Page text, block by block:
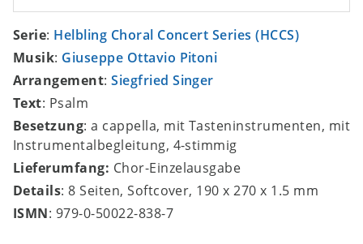
Serie: Helbling Choral Concert Series (HCCS)
Musik: Giuseppe Ottavio Pitoni
Arrangement:Siegfried Singer
Text: Psalm
Besetzung: a cappella, mit Tasteninstrumenten, mit
Instrumentalbegleitung, 4-stimmig
Lieferumfang: Chor-Einzelausgabe
Details: 8 Seiten, Softcover, 190 x 270 x 1.5 mm
ISMN: 979-0-50022-838-7